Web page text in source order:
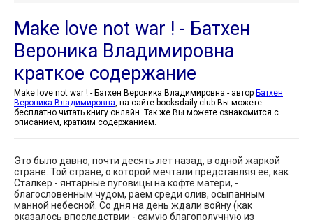
Make love not war ! - Батхен
Вероника Владимировна
краткое содержание
Make love not war ! - Батхен Вероника Владимировна - автор Батхен
Вероника Владимировна, на сайте booksdaily.club Вы можете
бесплатно читать книгу онлайн. Так же Вы можете ознакомится с
описанием, кратким содержанием.
Это было давно, почти десять лет назад, в одной жаркой
стране. Той стране, о которой мечтали представляя ее, как
Сталкер - янтарные пуговицы на кофте матери, -
благословенным чудом, раем среди олив, осыпанным
манной небесной. Со дня на день ждали войну (как
оказалось впоследствии - самую благополучную из